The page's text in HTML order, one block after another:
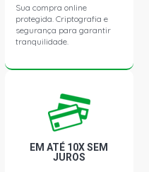
GASOLINA (1980 -
GASOLINA (1982 -
Sua compra online
protegida. Criptografia e
segurança para garantir
tranquilidade.
EM ATÉ 10X SEM
JUROS